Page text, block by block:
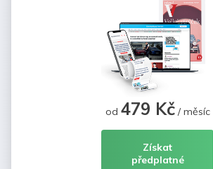
od 479 Kč/ měsíc
Získat
předplatné